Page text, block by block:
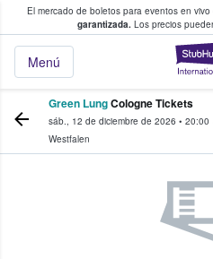
El mercado de boletos para eventos en
garantizada. Los precios
Menú
fans compran y
Green LungCologne Tickets
sáb., 12 de diciembre de 2026 • 20:00
Westfalen